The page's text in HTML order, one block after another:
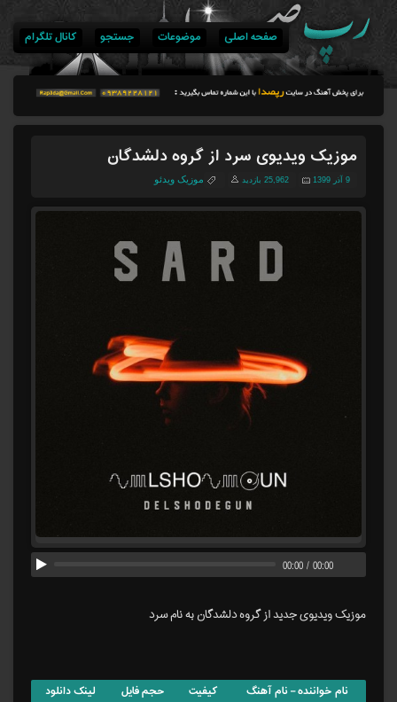
صفحه اصلی موضوعات جستجو کانال تلگرام
موزیک ویدیوی سرد از گروه دلشدگان
9 آذر 1399 25,962 بازدید موزیک ویدئو
00:00/00:00
موزیک ویدیوی جدید از گروه دلشدگان به نام سرد
نام خواننده – نام آهنگ کیفیت حجم فایل
لینک دانلود